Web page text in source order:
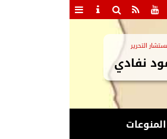
التحرير
نفادي
المنوعات